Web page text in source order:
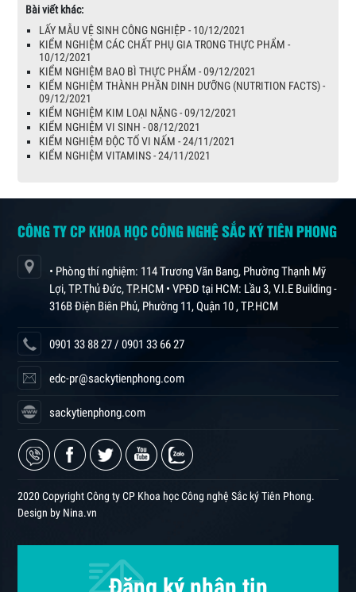
Bài viết khác:
LẤY MẪU VỆ SINH CÔNG NGHIỆP - 10/12/2021
KIỂM NGHIỆM CÁC CHẤT PHỤ GIA TRONG THỰC PHẨM -
10/12/2021
KIỂM NGHIỆM BAO BÌ THỰC PHẨM - 09/12/2021
KIỂM NGHIỆM THÀNH PHẦN DINH DƯỠNG (NUTRITION FACTS) -
09/12/2021
KIỂM NGHIỆM KIM LOẠI NẶNG - 09/12/2021
KIỂM NGHIỆM VI SINH - 08/12/2021
KIỂM NGHIỆM ĐỘC TỐ VI NẤM - 24/11/2021
KIỂM NGHIỆM VITAMINS - 24/11/2021
CÔNG TY CP KHOA HỌC CÔNG NGHỆ SẮC KÝ TIÊN PHONG
• Phòng thí nghiệm: 114 Trương Văn Bang, Phường Thạnh Mỹ
Lợi, TP.Thủ Đức, TP.HCM • VPĐD tại HCM: Lầu 3, V.I.E Building -
316B Điện Biên Phủ, Phường 11, Quận 10 , TP.HCM
0901 33 88 27 / 0901 33 66 27
edc-pr@sackytienphong.com
sackytienphong.com
2020 Copyright Công ty CP Khoa học Công nghệ Sắc ký Tiên Phong.
Design by Nina.vn